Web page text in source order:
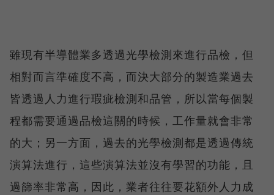
雖現有半導體業多透過光學檢測來進行品檢，但
相對而言準確度不高，而決大部分的製造業過去
皆透過人力進行瑕疵檢測和品管，所以當每個製
程都需要通過品檢這關的時候，工作量就會非常
的大；另一方面，過去的光學檢測都是透過傳統
演算法進行，這些演算法並沒有學習的功能，且
過篩率非常高，因此，業者往往要花額外人力成